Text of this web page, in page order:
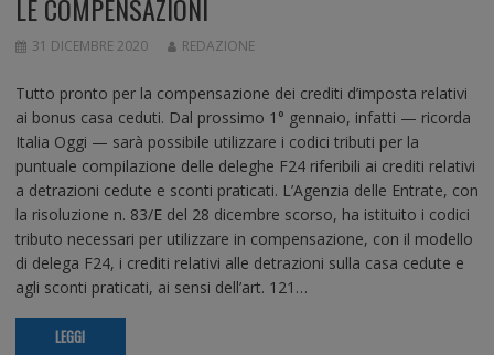
LE COMPENSAZIONI
31 DICEMBRE 2020 REDAZIONE
Tutto pronto per la compensazione dei crediti d’imposta relativi
ai bonus casa ceduti. Dal prossimo 1° gennaio, infatti — ricorda
Italia Oggi — sarà possibile utilizzare i codici tributi per la
puntuale compilazione delle deleghe F24 riferibili ai crediti relativi
a detrazioni cedute e sconti praticati. L’Agenzia delle Entrate, con
la risoluzione n. 83/E del 28 dicembre scorso, ha istituito i codici
tributo necessari per utilizzare in compensazione, con il modello
di delega F24, i crediti relativi alle detrazioni sulla casa cedute e
agli sconti praticati, ai sensi dell’art. 121…
LEGGI